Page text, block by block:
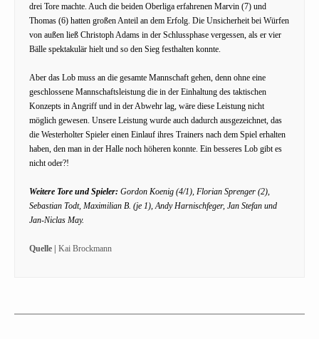
drei Tore machte. Auch die beiden Oberliga erfahrenen Marvin (7) und
Thomas (6) hatten großen Anteil an dem Erfolg. Die Unsicherheit bei Würfen
von außen ließ Christoph Adams in der Schlussphase vergessen, als er vier
Bälle spektakulär hielt und so den Sieg festhalten konnte.
Aber das Lob muss an die gesamte Mannschaft gehen, denn ohne eine
geschlossene Mannschaftsleistung die in der Einhaltung des taktischen
Konzepts in Angriff und in der Abwehr lag, wäre diese Leistung nicht
möglich gewesen. Unsere Leistung wurde auch dadurch ausgezeichnet, das
die Westerholter Spieler einen Einlauf ihres Trainers nach dem Spiel erhalten
haben, den man in der Halle noch höheren konnte. Ein besseres Lob gibt es
nicht oder?!
Weitere Tore und Spieler: Gordon Koenig (4/1), Florian Sprenger (2),
Sebastian Todt, Maximilian B. (je 1), Andy Harnischfeger, Jan Stefan und
Jan-Niclas May.
Quelle | Kai Brockmann